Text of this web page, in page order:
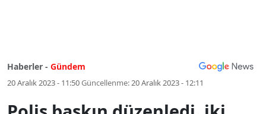
Haberler - Gündem
20 Aralık 2023 - 11:50Güncellenme:20 Aralık 2023 - 12:11